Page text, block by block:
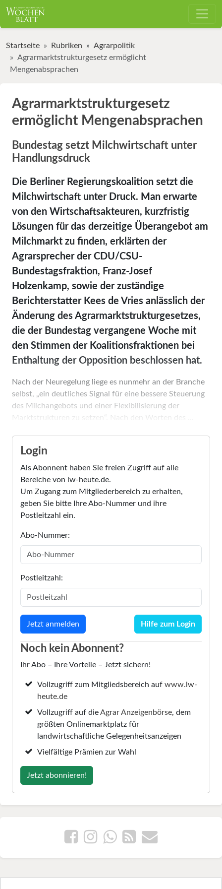
Startseite Rubriken
Agrarpolitik
Agrarmarktstrukturgesetz ermöglicht
Mengenabsprachen
Agrarmarktstrukturgesetz
ermöglicht Mengenabsprachen
Bundestag setzt Milchwirtschaft unter
Handlungsdruck
Die Berliner Regierungskoalition setzt die
Milchwirtschaft unter Druck. Man erwarte
von den Wirtschaftsakteuren, kurzfristig
Lösungen für das derzeitige Überangebot am
Milchmarkt zu finden, erklärten der
Agrarsprecher der CDU/CSU-
Bundestagsfraktion, Franz-Josef
Holzenkamp, sowie der zuständige
Berichterstatter Kees de Vries anlässlich der
Änderung des Agrarmarktstrukturgesetzes,
die der Bundestag vergangene Woche mit
den Stimmen der Koalitionsfraktionen bei
Enthaltung der Opposition beschlossen hat.
Nach der Neuregelung liege es nunmehr an der Branche
selbst, „ein deutliches Signal für eine bessere Steuerung
des Milchangebots und einer Flexibilisierung der
Marktstrukturen zu setzen“. Nach den Worten des ...
Login
Als Abonnent haben Sie freien Zugriff auf alle
Bereiche von lw-heute.de.
Um Zugang zum Mitgliederbereich zu erhalten,
geben Sie bitte Ihre Abo-Nummer und ihre
Postleitzahl ein.
Abo-Nummer:
Postleitzahl:
Hilfe zum Login
Noch kein Abonnent?
Ihr Abo – Ihre Vorteile – Jetzt sichern!
Vollzugriff zum Mitgliedsbereich aufwww.lw-
heute.de
Vollzugriff auf dieAgrar Anzeigenbörse, dem
größten Onlinemarktplatz für
landwirtschaftliche Gelegenheitsanzeigen
Vielfältige Prämien zur Wahl
Jetzt abonnieren!